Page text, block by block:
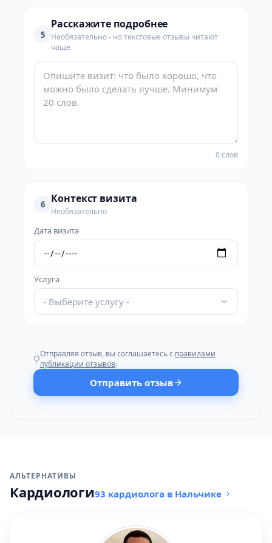
5
Расскажите подробнее
Необязательно - но текстовые отзывы читают
чаще
0 слов
6 Контекст визита
Необязательно
Дата визита
Услуга
- Выберите услугу -
Отправляя отзыв, вы соглашаетесь с правилами
публикации отзывов.
Отправить отзыв
АЛЬТЕРНАТИВЫ
Кардиологи93 кардиолога в Нальчике